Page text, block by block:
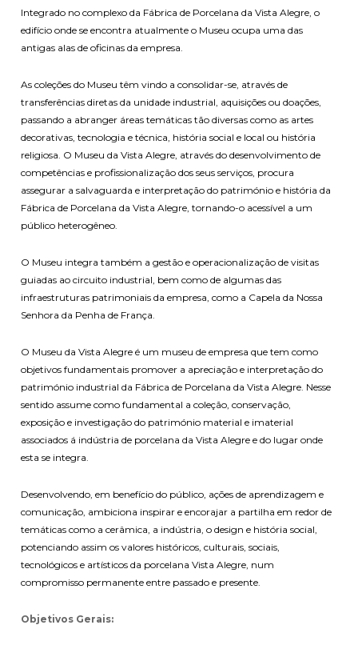
Integrado no complexo da Fábrica de Porcelana da Vista Alegre, o
edifício onde se encontra atualmente o Museu ocupa uma das
antigas alas de oficinas da empresa.
As coleções do Museu têm vindo a consolidar-se, através de
transferências diretas da unidade industrial, aquisições ou doações,
passando a abranger áreas temáticas tão diversas como as artes
decorativas, tecnologia e técnica, história social e local ou história
religiosa. O Museu da Vista Alegre, através do desenvolvimento de
competências e profissionalização dos seus serviços, procura
assegurar a salvaguarda e interpretação do património e história da
Fábrica de Porcelana da Vista Alegre, tornando-o acessível a um
público heterogêneo.
O Museu integra também a gestão e operacionalização de visitas
guiadas ao circuito industrial, bem como de algumas das
infraestruturas patrimoniais da empresa, como a Capela da Nossa
Senhora da Penha de França.
O Museu da Vista Alegre é um museu de empresa que tem como
objetivos fundamentais promover a apreciação e interpretação do
património industrial da Fábrica de Porcelana da Vista Alegre. Nesse
sentido assume como fundamental a coleção, conservação,
exposição e investigação do património material e imaterial
associados á indústria de porcelana da Vista Alegre e do lugar onde
esta se integra.
Desenvolvendo, em benefício do público, ações de aprendizagem e
comunicação, ambiciona inspirar e encorajar a partilha em redor de
temáticas como a cerâmica, a indústria, o design e história social,
potenciando assim os valores históricos, culturais, sociais,
tecnológicos e artísticos da porcelana Vista Alegre, num
compromisso permanente entre passado e presente.
Objetivos Gerais: